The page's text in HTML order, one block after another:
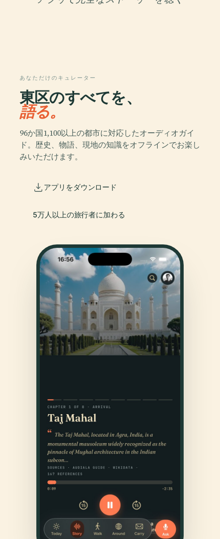
あなただけのキュレーター
東区のすべてを、
語る。
96か国1,100以上の都市に対応したオーディオガイ
ド。歴史、物語、現地の知識をオフラインでお楽し
みいただけます。
アプリをダウンロード
5万人以上の旅行者に加わる